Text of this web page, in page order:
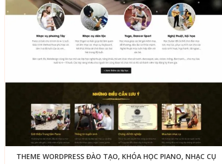
THEME WORDPRESS ĐÀO TẠO, KHÓA HỌC PIANO, NHẠC CỤ